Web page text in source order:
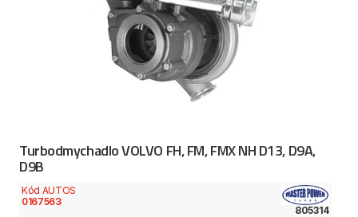
Turbodmychadlo VOLVO FH, FM, FMX NH D13, D9A,
D9B
Kód AUTOS
0167563
805314